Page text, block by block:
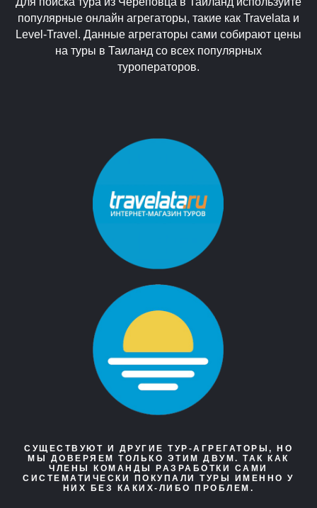
популярные онлайн агрегаторы, такие как Travelata и
Level-Travel. Данные агрегаторы сами собирают цены
на туры в Таиланд со всех популярных
туроператоров.
СУЩЕСТВУЮТ И ДРУГИЕ ТУР-АГРЕГАТОРЫ, НО
МЫ ДОВЕРЯЕМ ТОЛЬКО ЭТИМ ДВУМ. ТАК КАК
ЧЛЕНЫ КОМАНДЫ РАЗРАБОТКИ САМИ
СИСТЕМАТИЧЕСКИ ПОКУПАЛИ ТУРЫ ИМЕННО У
НИХ БЕЗ КАКИХ-ЛИБО ПРОБЛЕМ.